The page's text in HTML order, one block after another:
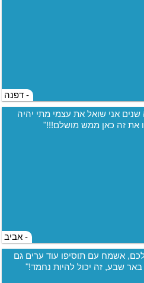
- דפנה
אני שואל את עצמי מתי יהיה
את זה כאן ממש מושלם!!!"
- אביב
אשמח עם תוסיפו עוד ערים גם
שבע, זה יכול להיות נחמד!"